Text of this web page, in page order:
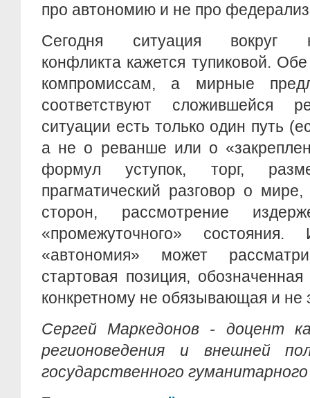
про автономию и не про
Сегодня ситуация вокруг
конфликта кажется тупиковой.
компромиссам, а мирные
соответствуют сложившейся
ситуации есть только один путь
а не о реванше или о
формул уступок, торг,
прагматический разговор о
сторон, рассмотрение
«промежуточного»
«автономия» может
стартовая позиция,
конкретному не обязывающая и не
Сергей Маркедонов - доцент
регионоведения и внешней
государственного